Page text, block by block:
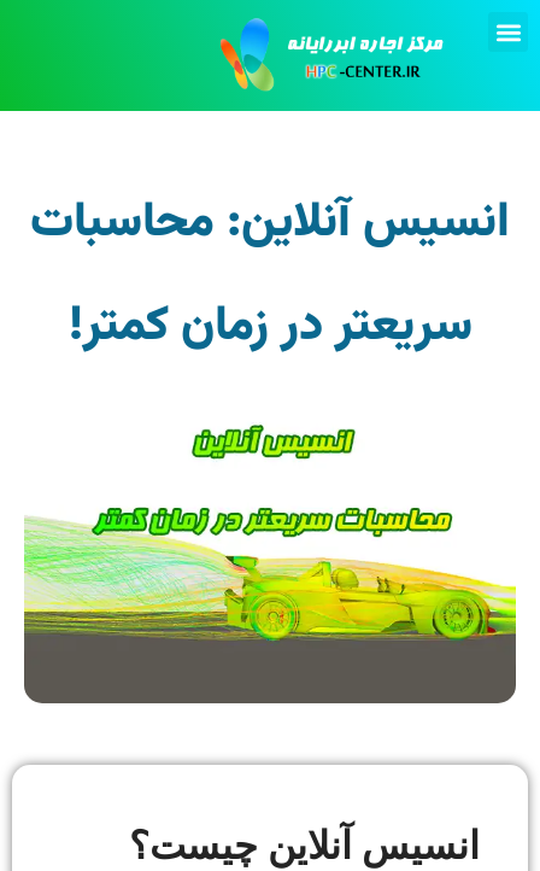
انسیس آنلاین: محاسبات
سریعتر در زمان کمتر!
انسیس آنلاین چیست؟